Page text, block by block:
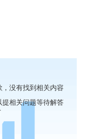
，没有找到相关内容
提相关问题等待解答